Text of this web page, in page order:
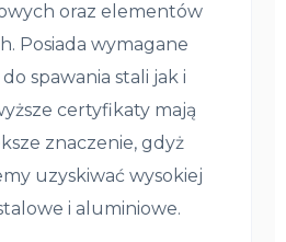
oraz elementów
Posiada wymagane
spawania stali jak i
certyfikaty mają
znaczenie, gdyż
uzyskiwać wysokiej
i aluminiowe.